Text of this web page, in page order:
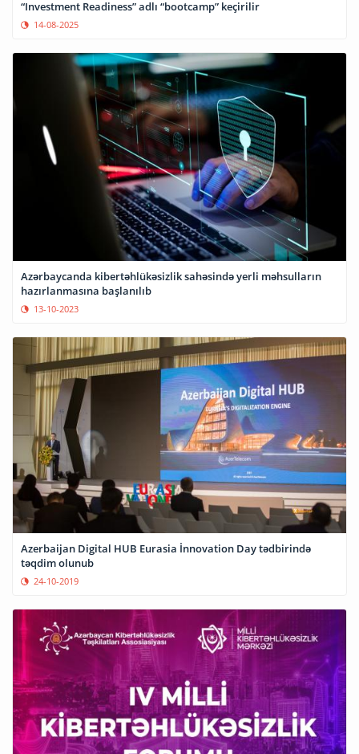
“Investment Readiness” adlı “bootcamp” keçirilir
14-08-2025
Azərbaycanda kibertəhlükəsizlik sahəsində yerli məhsulların
hazırlanmasına başlanılıb
13-10-2023
Azerbaijan Digital HUB Eurasia İnnovation Day tədbirində
təqdim olunub
24-10-2019